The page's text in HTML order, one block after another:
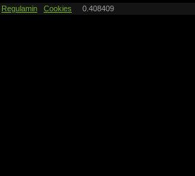
Regulamin Cookies 0.408409